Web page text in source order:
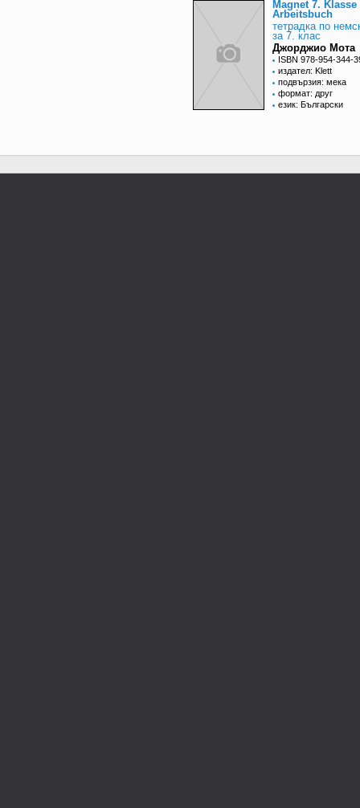
Magnet 7. Klasse
Arbeitsbuch
тетрадка по
за 7. клас
Джорджио Мота
ISBN 978-954-344-
издател: Klett
подвързия: мека
формат: друг
език: Български